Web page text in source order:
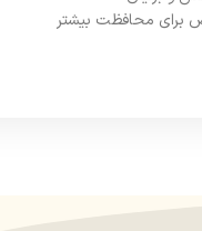
برای محافظت بیشتر